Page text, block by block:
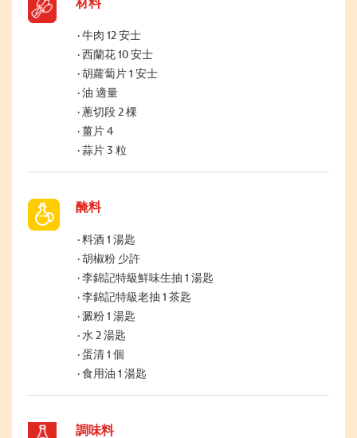
材料
牛肉 12 安士
西蘭花 10 安士
胡蘿蔔片 1 安士
油 適量
蔥切段 2 棵
薑片 4
蒜片 3 粒
醃料
料酒 1 湯匙
胡椒粉 少許
李錦記特級鮮味生抽 1 湯匙
李錦記特級老抽 1 茶匙
澱粉 1 湯匙
水 2 湯匙
蛋清 1 個
食用油 1 湯匙
調味料